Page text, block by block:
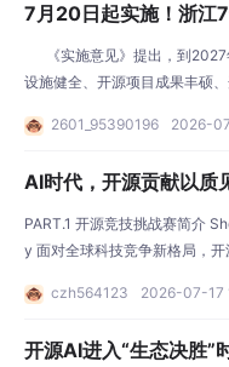
7月20日起实施！浙江
加快推进开源体系建设
《实施意见》提出，到2027
设施健全、开源项目成果丰硕
个，建设全国知名的开源社区
育开源创新企业150家以上，
以上，成为全国领先的开源体
2601_95390196 2026-
AI时代，开源贡献以质
乌镇”开源竞技挑战赛
“质量评价”
PART.1 开源竞技挑战赛简介
y 面对全球科技竞争新格局，
大赛设置开源竞技挑战赛，旨
本次特色
czh564123 2026-07-17
开源AI进入“生态决胜